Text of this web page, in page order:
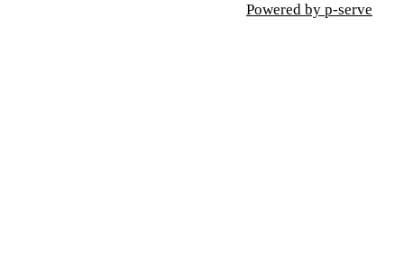
Powered by p-serve